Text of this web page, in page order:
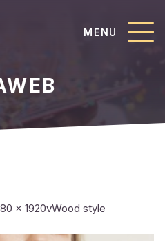
MENU
× 1920vWood style